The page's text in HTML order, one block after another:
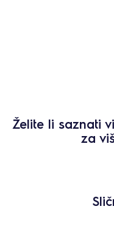
Želite li saznati
za